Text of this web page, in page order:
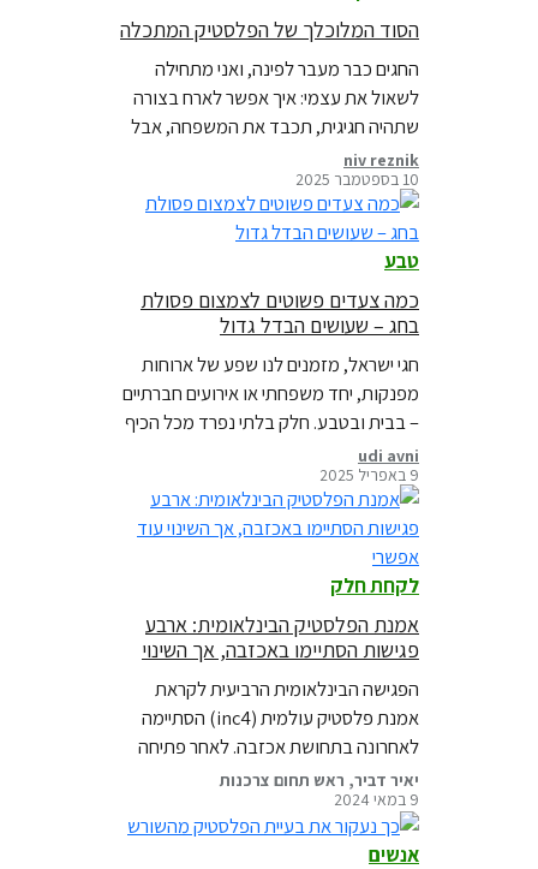
הסוד המלוכלך של הפלסטיק המתכלה
החגים כבר מעבר לפינה, ואני מתחילה
לשאול את עצמי: איך אפשר לארח בצורה
שתהיה חגיגית, תכבד את המשפחה, אבל
גם תשאיר אותי עם מצפון נקי כלפי
הסביבה? השולחן מתמלא במנות,
האורחים מתחילים להגיע, ובראש שלי כבר
רצות השאלות: איך עושים את זה יפה, נוח,
ובלי להשאיר אחרינו הר של פסולת?
niv reznik
10 בספטמבר 2025
טבע
כמה צעדים פשוטים לצמצום פסולת
בחג – שעושים הבדל גדול
חגי ישראל, מזמנים לנו שפע של ארוחות
מפנקות, יחד משפחתי או אירועים חברתיים
– בבית ובטבע. חלק בלתי נפרד מכל הכיף
הזה, אלה ערימות הפסולת הנערמות
בפחים השכונתיים ובמטמנות הפסולת
שהולכות ומתמלאות ברחבי הארץ, במהלך
החגים או אחריהם. כל אחד מאיתנו, יכול
לשנות הרגלים אישיים, ולצמצם את פסולת
הפלסטיק שמגיעה לים ולטבע שלנו. הנה
כמה…
udi avni
9 באפריל 2025
לקחת חלק
אמנת הפלסטיק הבינלאומית: ארבע
פגישות הסתיימו באכזבה, אך השינוי
הפגישה הבינלאומית הרביעית לקראת
אמנת פלסטיק עולמית (inc4) הסתיימה
לאחרונה בתחושת אכזבה. לאחר פתיחה
אופטימית ועבודה קשה מצד ארגוני סביבה
בינלאומיים כמו גרינפיס, התוצאות הסופיות
היו רחוקות מהציפיות.
יאיר דביר, ראש תחום צרכנות
9 במאי 2024
אנשים